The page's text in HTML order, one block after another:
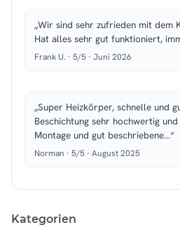
„Wir sind sehr zufrieden mit dem
Hat alles sehr gut funktioniert,
Frank U. · 5/5 · Juni 2026
„Super Heizkörper, schnelle und
Beschichtung sehr hochwertig
Montage und gut beschriebene…“
Norman · 5/5 · August 2025
Kategorien